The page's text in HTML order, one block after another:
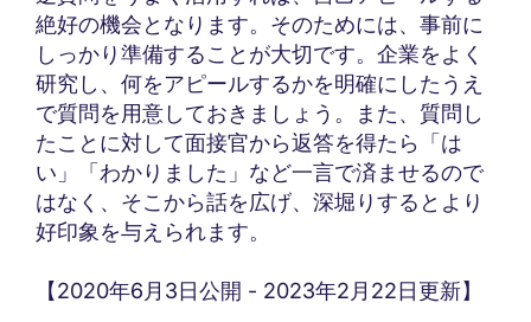
絶好の機会となります。そのためには、事前に
しっかり準備することが大切です。企業をよく
研究し、何をアピールするかを明確にしたうえ
で質問を用意しておきましょう。また、質問し
たことに対して面接官から返答を得たら「は
い」「わかりました」など一言で済ませるので
はなく、そこから話を広げ、深堀りするとより
好印象を与えられます。
【2020年6月3日公開 - 2023年2月22日更新】